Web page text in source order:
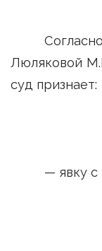
Люляковой
суд признает:
— явку с